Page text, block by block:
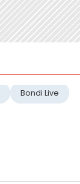
Bondi Live